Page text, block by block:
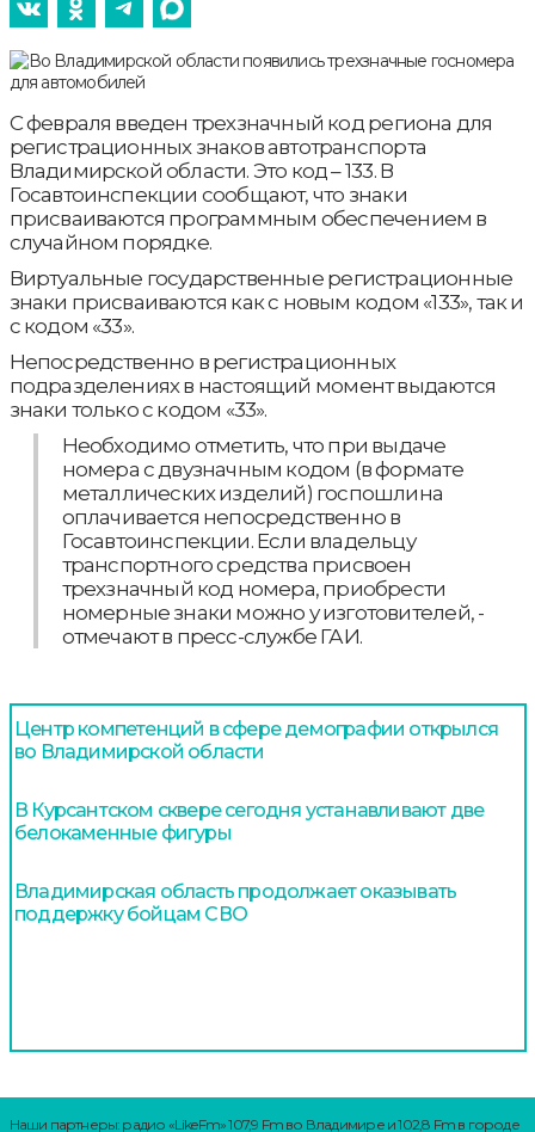
С февраля введен трехзначный код региона для
регистрационных знаков автотранспорта
Владимирской области. Это код – 133. В
Госавтоинспекции сообщают, что знаки
присваиваются программным обеспечением в
случайном порядке.
Виртуальные государственные регистрационные
знаки присваиваются как с новым кодом «133», так и
с кодом «33».
Непосредственно в регистрационных
подразделениях в настоящий момент выдаются
знаки только с кодом «33».
Необходимо отметить, что при выдаче
номера с двузначным кодом (в формате
металлических изделий) госпошлина
оплачивается непосредственно в
Госавтоинспекции. Если владельцу
транспортного средства присвоен
трехзначный код номера, приобрести
номерные знаки можно у изготовителей, -
отмечают в пресс-службе ГАИ.
Центр компетенций в сфере демографии открылся
во Владимирской области
В Курсантском сквере сегодня устанавливают две
белокаменные фигуры
Владимирская область продолжает оказывать
поддержку бойцам СВО
Наши партнеры: радио «LikeFm» 107,9 Fm во Владимире и 102,8 Fm в городе